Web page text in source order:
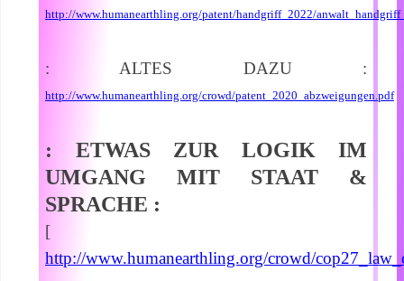
http://www.humanearthling.org/patent/handgriff_2022/
: ALTES DAZU :
http://www.humanearthling.org/crowd/patent_2020_abzweigungen.pdf
: ETWAS ZUR LOGIK IM
UMGANG MIT STAAT &
SPRACHE :
[
http://www.humanearthling.org/crowd/